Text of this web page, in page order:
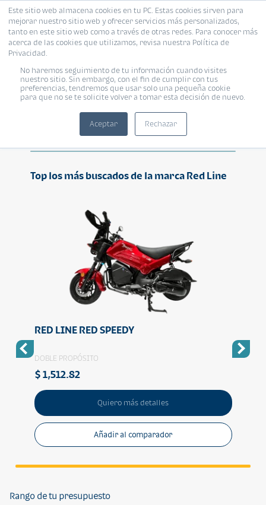
Este sitio web almacena cookies en tu PC. Estas cookies sirven para
mejorar nuestro sitio web y ofrecer servicios más personalizados,
tanto en este sitio web como a través de otras redes. Para conocer más
acerca de las cookies que utilizamos, revisa nuestra Política de
Privacidad.
No haremos seguimiento de tu información cuando visites
nuestro sitio. Sin embargo, con el fin de cumplir con tus
preferencias, tendremos que usar solo una pequeña cookie
para que no se te solicite volver a tomar esta decisión de nuevo.
Aceptar Rechazar
Red Line
Top los más buscados de la marca Red Line
RED LINE RED SPEEDY
DOBLE PROPÓSITO
$ 1,512.82
Quiero más detalles
Añadir al comparador
Rango de tu presupuesto